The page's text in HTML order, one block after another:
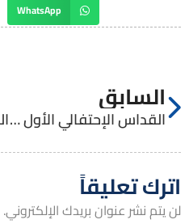
WhatsApp
السابق
القداس الإحتفالي الأول للأب بهاء اسطفان
اترك تعليقاً
لن يتم نشر عنوان بريدك الإلكتروني.